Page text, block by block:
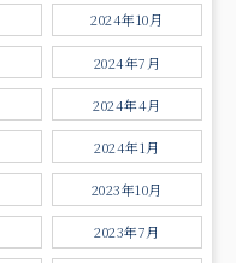
2024年10月
2024年7月
2024年4月
2024年1月
2023年10月
2023年7月